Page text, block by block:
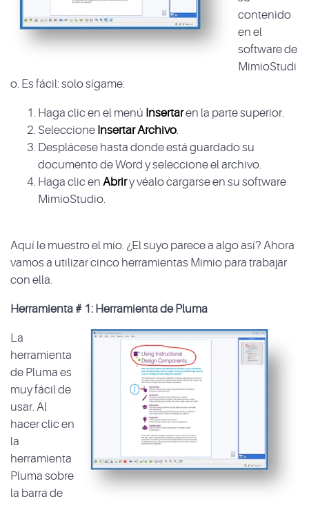
contenido
en el
software de
MimioStudi
o. Es fácil: solo sígame:
Haga clic en el menú Insertaren la parte superior.
Seleccione Insertar Archivo.
Desplácese hasta donde está guardado su
documento de Word y seleccione el archivo.
Haga clic en Abriry véalo cargarse en su software
MimioStudio.
Aquí le muestro el mío. ¿El suyo parece a algo así? Ahora
vamos a utilizar cinco herramientas Mimio para trabajar
con ella.
Herramienta # 1: Herramienta de Pluma
La
herramienta
de Pluma es
muy fácil de
usar. Al
hacer clic en
la
herramienta
Pluma sobre
la barra de